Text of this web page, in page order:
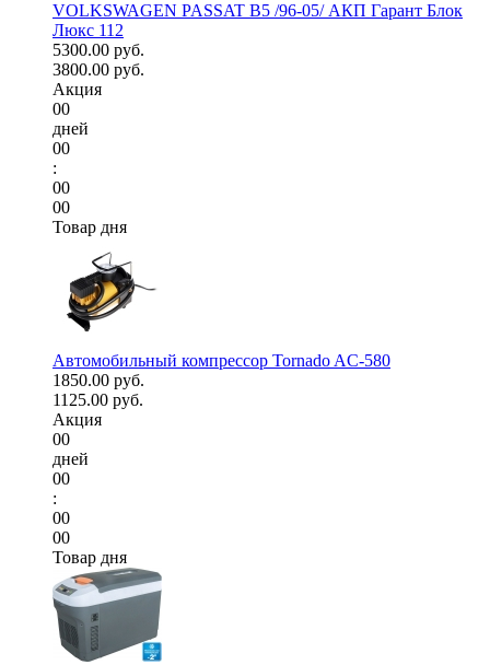
VOLKSWAGEN PASSAT B5 /96-05/ АКП Гарант Блок
Люкс 112
5300.00 руб.
3800.00 руб.
Акция
00
дней
00
:
00
00
Товар дня
Автомобильный компрессор Tornado AC-580
1850.00 руб.
1125.00 руб.
Акция
00
дней
00
:
00
00
Товар дня